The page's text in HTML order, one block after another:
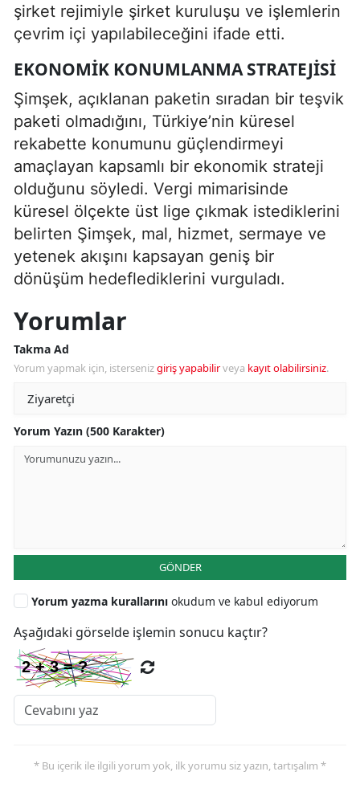
şirket rejimiyle şirket kuruluşu ve işlemlerin
çevrim içi yapılabileceğini ifade etti.
EKONOMIK KONUMLANMA STRATEJISI
Şimşek, açıklanan paketin sıradan bir teşvik
paketi olmadığını, Türkiye’nin küresel
rekabette konumunu güçlendirmeyi
amaçlayan kapsamlı bir ekonomik strateji
olduğunu söyledi. Vergi mimarisinde
küresel ölçekte üst lige çıkmak istediklerini
belirten Şimşek, mal, hizmet, sermaye ve
yetenek akışını kapsayan geniş bir
dönüşüm hedeflediklerini vurguladı.
Yorumlar
Takma Ad
Yorum yapmak için, istersenizgiriş yapabilirveya kayıt olabilirsiniz.
Yorum Yazın (500 Karakter)
GÖNDER
Yorum yazma kurallarını okudum ve kabul ediyorum
Aşağıdaki görselde işlemin sonucu kaçtır?
* Bu içerik ile ilgili yorum yok, ilk yorumu siz yazın, tartışalım *